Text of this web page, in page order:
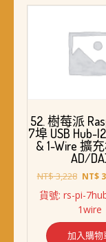
52. 樹莓派
7埠 USB Hub-
& 1-Wire 擴
AD/
NT$3,228 原
價
格：
NT$
NT$
貨號: rs-pi-
1wire
加入購物